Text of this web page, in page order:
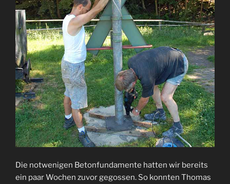
Die notwenigen Betonfundamente hatten wir bereits
ein paar Wochen zuvor gegossen. So konnten Thomas